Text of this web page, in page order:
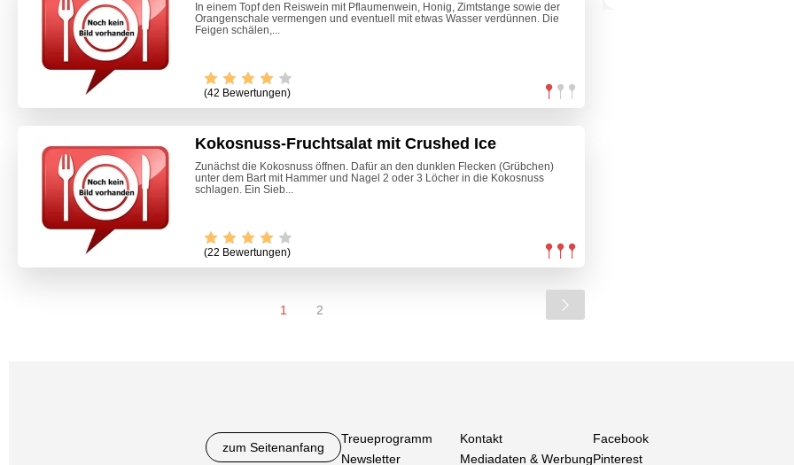
In einem Topf den Reiswein mit Pflaumenwein, Honig, Zimtstange sowie der
Orangenschale vermengen und eventuell mit etwas Wasser verdünnen. Die
Feigen schälen,...
(42 Bewertungen)
Kokosnuss-Fruchtsalat mit Crushed Ice
Zunächst die Kokosnuss öffnen. Dafür an den dunklen Flecken (Grübchen)
unter dem Bart mit Hammer und Nagel 2 oder 3 Löcher in die Kokosnuss
schlagen. Ein Sieb...
(22 Bewertungen)
1 2
zum Seitenanfang
Treueprogramm
Newsletter
Kontakt
Mediadaten & Werbung
Facebook
Pinterest